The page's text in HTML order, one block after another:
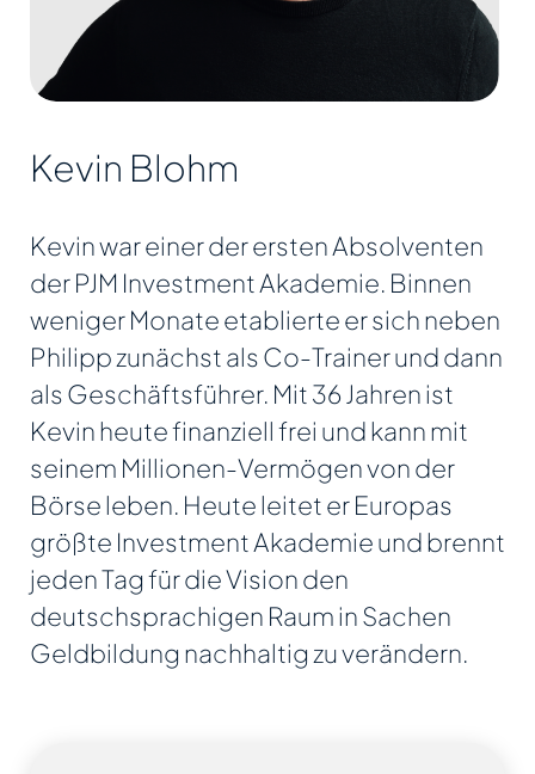
Kevin Blohm
Kevin war einer der ersten Absolventen
der PJM Investment Akademie. Binnen
weniger Monate etablierte er sich neben
Philipp zunächst als Co-Trainer und dann
als Geschäftsführer. Mit 36 Jahren ist
Kevin heute finanziell frei und kann mit
seinem Millionen-Vermögen von der
Börse leben. Heute leitet er Europas
größte Investment Akademie und brennt
jeden Tag für die Vision den
deutschsprachigen Raum in Sachen
Geldbildung nachhaltig zu verändern.